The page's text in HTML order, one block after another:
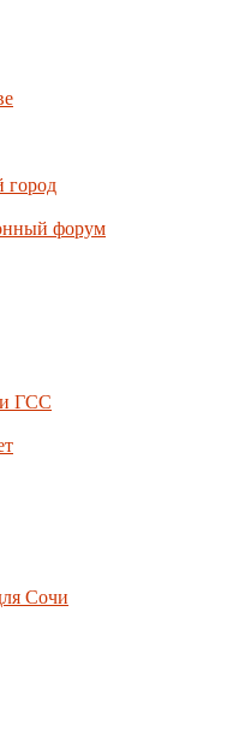
город
форум
и ГСС
Сочи